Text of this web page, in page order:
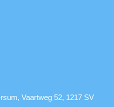
Vaartweg 52, 1217 SV